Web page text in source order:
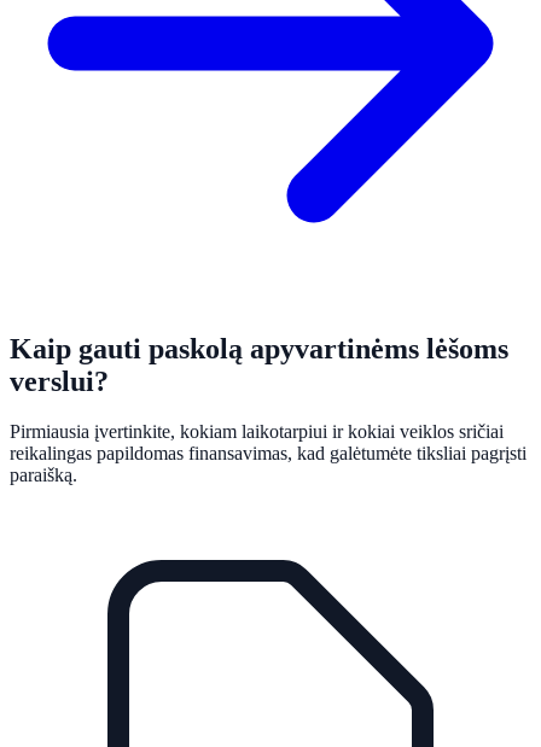
Kaip gauti paskolą apyvartinėms lėšoms
verslui?
Pirmiausia įvertinkite, kokiam laikotarpiui ir kokiai veiklos sričiai
reikalingas papildomas finansavimas, kad galėtumėte tiksliai pagrįsti
paraišką.